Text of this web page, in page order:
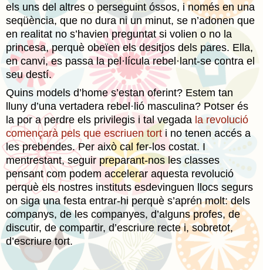
els uns del altres o perseguint óssos, i només en una
seqüència, que no dura ni un minut, se n’adonen que
en realitat no s’havien preguntat si volien o no la
princesa, perquè obeïen els desitjos dels pares. Ella,
en canvi, es passa la pel·lícula rebel·lant-se contra el
seu destí.
Quins models d’home s’estan oferint? Estem tan
lluny d’una vertadera rebel·lió masculina? Potser és
la por a perdre els privilegis i tal vegada la revolució
començarà pels que escriuen torti no tenen accés a
les prebendes. Per això cal fer-los costat. I
mentrestant, seguir preparant-nos les classes
pensant com podem accelerar aquesta revolució
perquè els nostres instituts esdevinguen llocs segurs
on siga una festa entrar-hi perquè s’aprén molt: dels
companys, de les companyes, d’alguns profes, de
discutir, de compartir, d’escriure recte i, sobretot,
d’escriure tort.